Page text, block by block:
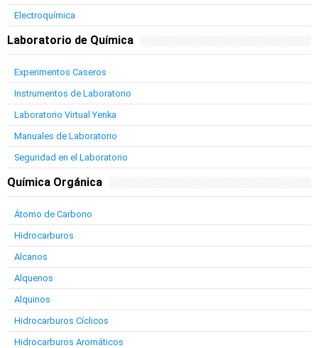
Electroquímica
Laboratorio de Química
Experimentos Caseros
Instrumentos de Laboratorio
Laboratorio Virtual Yenka
Manuales de Laboratorio
Seguridad en el Laboratorio
Química Orgánica
Átomo de Carbono
Hidrocarburos
Alcanos
Alquenos
Alquinos
Hidrocarburos Cíclicos
Hidrocarburos Aromáticos